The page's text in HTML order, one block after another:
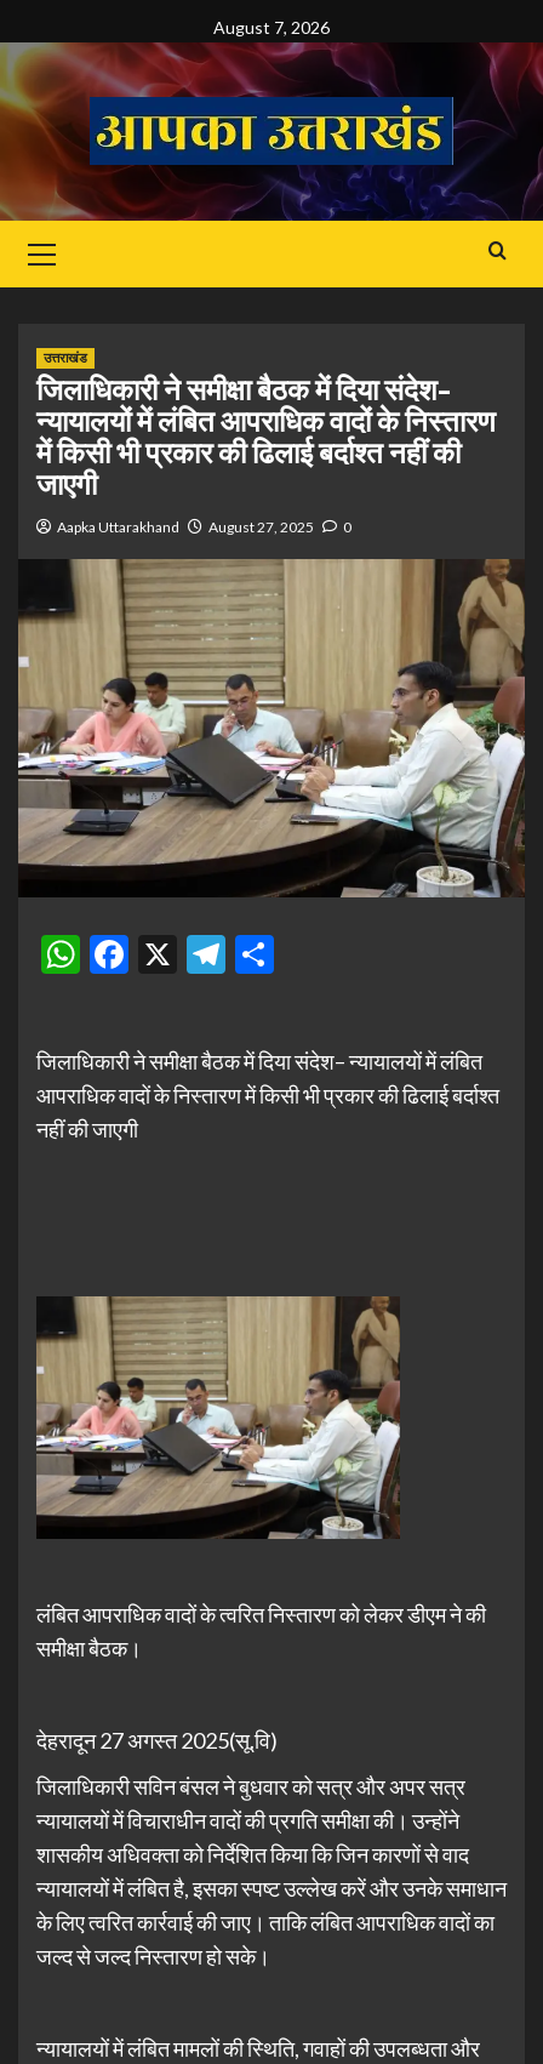
to
content
August 7, 2026
Menu
उत्तराखंड
जिलाधिकारी ने समीक्षा बैठक में दिया संदेश–
न्यायालयों में लंबित आपराधिक वादों के निस्तारण
में किसी भी प्रकार की ढिलाई बर्दाश्त नहीं की
जाएगी
Aapka Uttarakhand August 27, 2025 0
WhatsApp
Facebook
X Telegram
जिलाधिकारी ने समीक्षा बैठक में दिया संदेश– न्यायालयों में लंबित
आपराधिक वादों के निस्तारण में किसी भी प्रकार की ढिलाई बर्दाश्त
नहीं की जाएगी
लंबित आपराधिक वादों के त्वरित निस्तारण को लेकर डीएम ने की
समीक्षा बैठक।
देहरादून 27 अगस्त 2025(सू.वि)
जिलाधिकारी सविन बंसल ने बुधवार को सत्र और अपर सत्र
न्यायालयों में विचाराधीन वादों की प्रगति समीक्षा की। उन्होंने
शासकीय अधिवक्ता को निर्देशित किया कि जिन कारणों से वाद
न्यायालयों में लंबित है, इसका स्पष्ट उल्लेख करें और उनके समाधान
के लिए त्वरित कार्रवाई की जाए। ताकि लंबित आपराधिक वादों का
जल्द से जल्द निस्तारण हो सके।
न्यायालयों में लंबित मामलों की स्थिति, गवाहों की उपलब्धता और